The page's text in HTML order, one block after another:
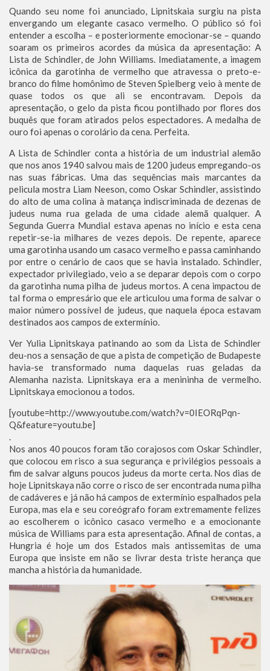
Quando seu nome foi anunciado, Lipnitskaia surgiu na pista
envergando um elegante casaco vermelho. O público só foi
entender a escolha – e posteriormente emocionar-se – quando
soaram os primeiros acordes da música da apresentação: A
Lista de Schindler, de John Williams. Imediatamente, a imagem
icônica da garotinha de vermelho que atravessa o preto-e-
branco do filme homônimo de Steven Spielberg veio à mente de
quase todos os que ali se encontravam. Depois da
apresentação, o gelo da pista ficou pontilhado por flores dos
buquês que foram atirados pelos espectadores. A medalha de
ouro foi apenas o corolário da cena. Perfeita.
A Lista de Schindler conta a história de um industrial alemão
que nos anos 1940 salvou mais de 1200 judeus empregando-os
nas suas fábricas. Uma das sequências mais marcantes da
pelicula mostra Liam Neeson, como Oskar Schindler, assistindo
do alto de uma colina à matança indiscriminada de dezenas de
judeus numa rua gelada de uma cidade alemã qualquer. A
Segunda Guerra Mundial estava apenas no início e esta cena
repetir-se-ia milhares de vezes depois. De repente, aparece
uma garotinha usando um casaco vermelho e passa caminhando
por entre o cenário de caos que se havia instalado. Schindler,
expectador privilegiado, veio a se deparar depois com o corpo
da garotinha numa pilha de judeus mortos. A cena impactou de
tal forma o empresário que ele articulou uma forma de salvar o
maior número possível de judeus, que naquela época estavam
destinados aos campos de extermínio.
Ver Yulia Lipnitskaya patinando ao som da Lista de Schindler
deu-nos a sensação de que a pista de competição de Budapeste
havia-se transformado numa daquelas ruas geladas da
Alemanha nazista. Lipnitskaya era a menininha de vermelho.
Lipnitskaya emocionou a todos.
[youtube=http://www.youtube.com/watch?v=0IEORqPqn-
Q&feature=youtu.be]
.
Nos anos 40 poucos foram tão corajosos com Oskar Schindler,
que colocou em risco a sua segurança e privilégios pessoais a
fim de salvar alguns poucos judeus da morte certa. Nos dias de
hoje Lipnitskaya não corre o risco de ser encontrada numa pilha
de cadáveres e já não há campos de extermínio espalhados pela
Europa, mas ela e seu coreógrafo foram extremamente felizes
ao escolherem o icônico casaco vermelho e a emocionante
música de Williams para esta apresentação. Afinal de contas, a
Hungria é hoje um dos Estados mais antissemitas de uma
Europa que insiste em não se livrar desta triste herança que
mancha a história da humanidade.